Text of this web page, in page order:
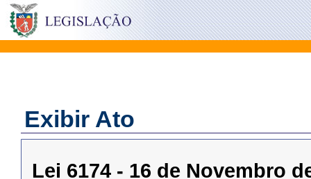
Exibir Ato
Lei 6174 - 16 de Novembro